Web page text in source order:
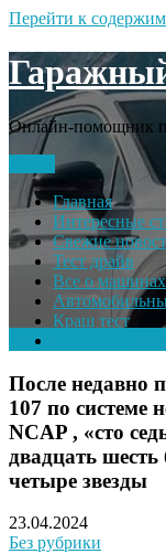
Перейти к
Онлайн-помощник
Главная
Интересные
Свежие
Тест драйв
Все о машинах
Краш тест
После недавно
107 по системе
NCAP , «сто
двадцать
четыре звезды
23.04.2024
Без рубрики